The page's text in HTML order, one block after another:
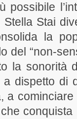
possibile
Stella Stai
la
del “non-
la sonorità
a dispetto di
a